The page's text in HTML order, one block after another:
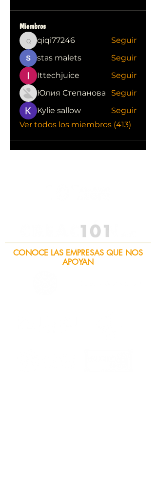
Miembros
qiqi77246
qiqi77246
Seguir
stas malets
Seguir
Ittechjuice
Seguir
Юлия Степанова
Seguir
Kylie sallow
Seguir
Ver todos los miembros (413)
CONOCE LAS EMPRESAS QUE NOS
APOYAN